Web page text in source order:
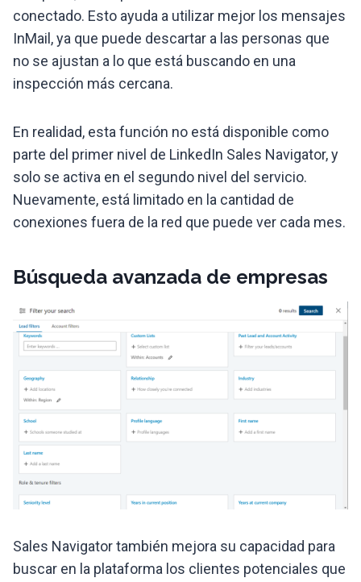
conectado. Esto ayuda a utilizar mejor los mensajes
InMail, ya que puede descartar a las personas que
no se ajustan a lo que está buscando en una
inspección más cercana.
En realidad, esta función no está disponible como
parte del primer nivel de LinkedIn Sales Navigator, y
solo se activa en el segundo nivel del servicio.
Nuevamente, está limitado en la cantidad de
conexiones fuera de la red que puede ver cada mes.
Búsqueda avanzada de empresas
Sales Navigator también mejora su capacidad para
buscar en la plataforma los clientes potenciales que